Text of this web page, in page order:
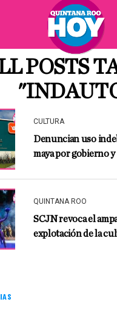
POSTS
CULTURA
Denuncian uso
maya por gobierno y
QUINTANA ROO
SCJN revoca el
explotación de la